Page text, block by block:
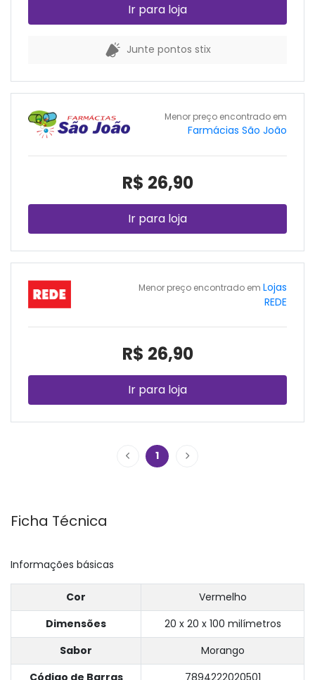
Ir para loja
Junte pontos stix
Menor preço encontrado em
Farmácias São João
R$ 26,90
Ir para loja
Menor preço encontrado em Lojas
REDE
R$ 26,90
Ir para loja
1
Ficha Técnica
Informações básicas
Cor
Vermelho
Dimensões
20 x 20 x 100 milímetros
Sabor
Morango
Código de Barras
7894222020501